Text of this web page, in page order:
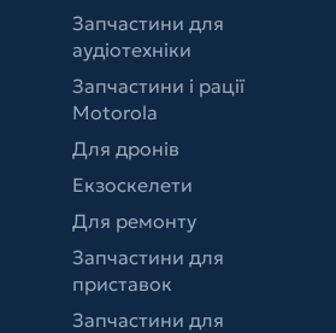
Запчастини для
аудіотехніки
Запчастини і рації
Motorola
Для дронів
Екзоскелети
Для ремонту
Запчастини для
приставок
Запчастини для